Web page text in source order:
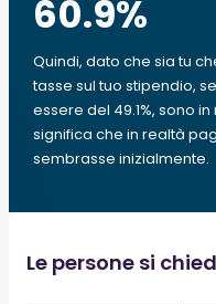
60.9%
Quindi, dato che sia tu
tasse sul tuo stipendio,
essere del 49.1%, sono
significa che in realtà
sembrasse inizialmente.
Le persone si